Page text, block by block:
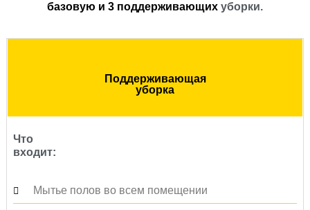
базовую и 3 поддерживающих уборки.
Поддерживающая
уборка
Что
входит:
Мытье полов во всем помещении